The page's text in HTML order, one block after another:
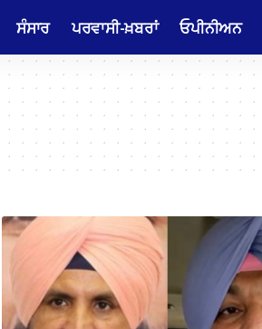
ਸੰਸਾਰ ਪਰਵਾਸੀ-ਖ਼ਬਰਾਂ ਓਪੀਨੀਅਨ